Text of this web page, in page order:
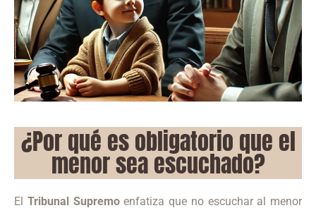
¿Por qué es obligatorio que el
menor sea escuchado?
El Tribunal Supremoenfatiza que no escuchar al menor